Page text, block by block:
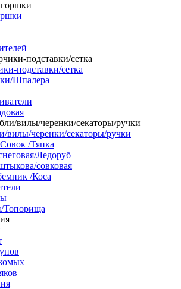
подставки/сетка
Шпалера
вилы/черенки/секаторы/ручки
/Тяпка
Ледоруб
совковая
/Коса
Топорища